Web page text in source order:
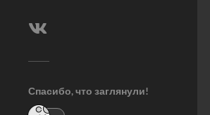
Спасибо, что заглянули!